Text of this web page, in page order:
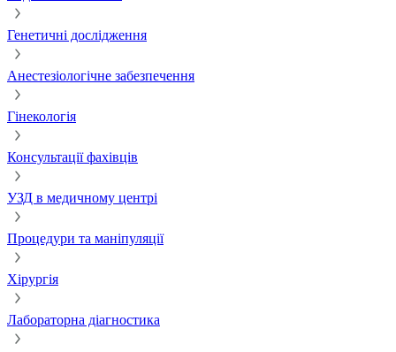
Генетичні дослідження
Анестезіологічне забезпечення
Гінекологія
Консультації фахівців
УЗД в медичному центрі
Процедури та маніпуляції
Хірургія
Лабораторна діагностика